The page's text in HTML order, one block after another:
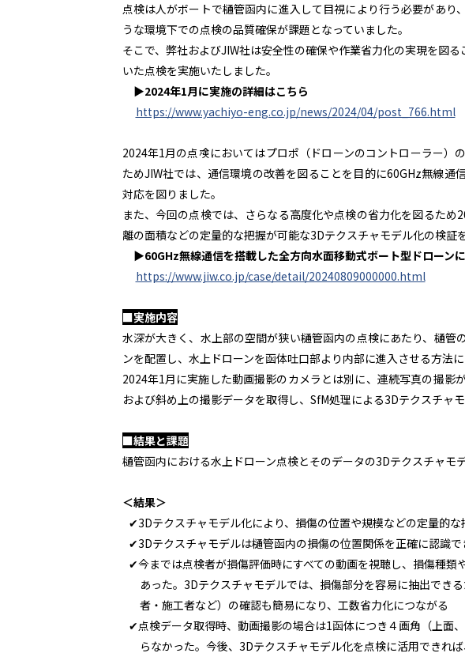
点検は人がボートで樋管函内に進入して目視により行う必要があ
うな環境下での点検の品質確保が課題となっていました。
そこで、弊社およびJIW社は安全性の確保や作業省力化の実現を図
いた点検を実施いたしました。
▶2024年1月に実施の詳細はこちら
https://www.yachiyo-eng.co.jp/news/2024/04/post_766.html
2024年1月の点検においてはプロポ（ドローンのコントローラー）
ためJIW社では、通信環境の改善を図ることを目的に60GHz無線通
対応を図りました。
また、今回の点検では、さらなる高度化や点検の省力化を図るた
離の面積などの定量的な把握が可能な3Dテクスチャモデル化の検証
▶60GHz無線通信を搭載した全方向水面移動式ボート型ドローン
https://www.jiw.co.jp/case/detail/20240809000000.html
■実施内容
水深が大きく、水上部の空間が狭い樋管函内の点検にあたり、樋
ンを配置し、水上ドローンを函体吐口部より内部に進入させる方法
2024年1月に実施した動画撮影のカメラとは別に、連続写真の撮影
および斜め上の撮影データを取得し、SfM処理による3Dテクスチャ
■結果と課題
樋管函内における水上ドローン点検とそのデータの3Dテクスチャモ
＜結果＞
✔3Dテクスチャモデル化により、損傷の位置や規模などの定量的な
✔3Dテクスチャモデルは樋管函内の損傷の位置関係を正確に認識
✔今までは点検者が損傷評価時にすべての動画を視聴し、損傷種
あった。3Dテクスチャモデルでは、損傷部分を容易に抽出でき
者・施工者など）の確認も簡易になり、工数省力化につながる
✔点検データ取得時、動画撮影の場合は1函体につき４画角（上面
らなかった。今後、3Dテクスチャモデル化を点検に活用できれ